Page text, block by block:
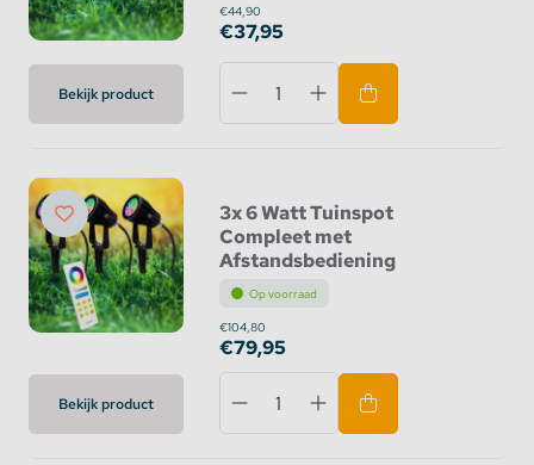
Bekijk product
€44,90
€37,95
Bekijk product
3x 6 Watt Tuinspot
Compleet met
Afstandsbediening
Op voorraad
€104,80
€79,95